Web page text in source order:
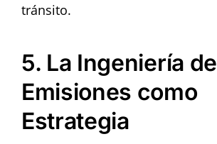
tránsito.
5. La Ingeniería de
Emisiones como
Estrategia